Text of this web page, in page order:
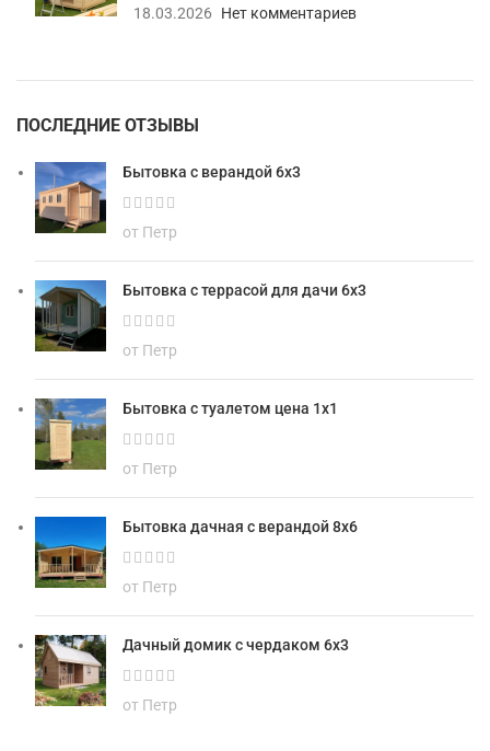
18.03.2026
Нет комментариев
ПОСЛЕДНИЕ ОТЗЫВЫ
Бытовка с верандой 6х3
от Петр
Бытовка с террасой для дачи 6х3
от Петр
Бытовка с туалетом цена 1х1
от Петр
Бытовка дачная с верандой 8х6
от Петр
Дачный домик с чердаком 6х3
от Петр